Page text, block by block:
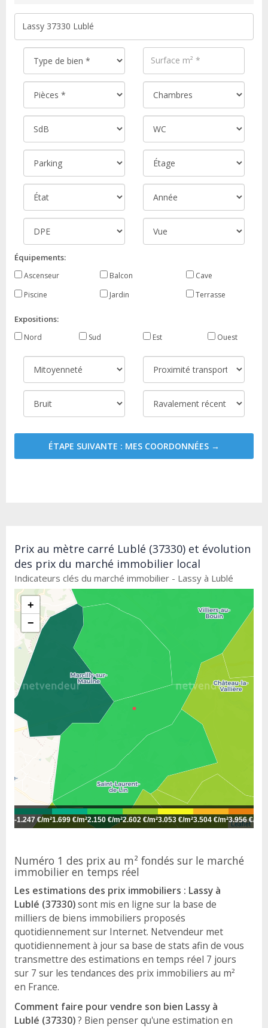
Équipements:
Ascenseur Balcon
Cave
Piscine
Jardin Terrasse
Expositions:
Nord Sud Est Ouest
ÉTAPE SUIVANTE : MES COORDONNÉES →
Prix au mètre carré Lublé (37330) et évolution
des prix du marché immobilier local
Indicateurs clés du marché immobilier - Lassy à Lublé
+
−
Leaflet
-1.247 €/m²1.699 €/m²2.150 €/m²2.602 €/m²3.053 €/m²3.504 €/m²3.956 €/m²
Numéro 1 des prix au m² fondés sur le marché
immobilier en temps réel
Les estimations des prix immobiliers : Lassy à
Lublé (37330)sont mis en ligne sur la base de
milliers de biens immobiliers proposés
quotidiennement sur Internet. Netvendeur met
quotidiennement à jour sa base de stats afin de vous
transmettre des estimations en temps réel 7 jours
sur 7 sur les tendances des prix immobiliers au m²
en France.
Comment faire pour vendre son bien Lassy à
Lublé (37330)? Bien penser qu'une estimation en